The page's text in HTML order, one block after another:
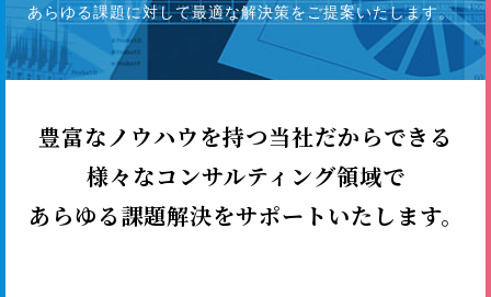
あらゆる課題に対して最適な解決策をご提案いたします。
豊富なノウハウを持つ当社だからできる
様々なコンサルティング領域で
あらゆる課題解決をサポートいたします。